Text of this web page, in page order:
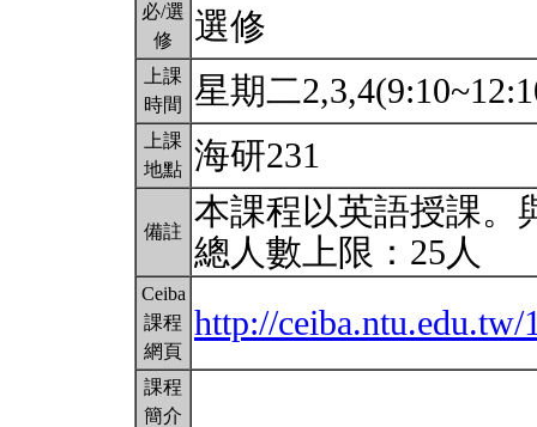
必/選
修
選修
上課
時間
星期二
上課
地點 海研231
備註
本課程以英語授課。
總人數上限：25人
Ceiba
課程
網頁
http://ceiba.ntu.edu.tw/
課程
簡介